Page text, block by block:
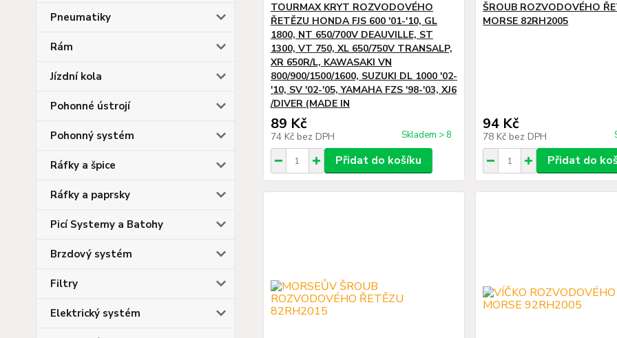
Pneumatiky
Rám
Jízdní kola
Pohonné ústrojí
Pohonný systém
Ráfky a špice
Ráfky a paprsky
Picí Systemy a Batohy
Brzdový systém
Filtry
Elektrický systém
TOURMAX KRYT ROZVODOVÉHO
ŘETĚZU HONDA FJS 600 '01-'10, GL
1800, NT 650/700V DEAUVILLE, ST
1300, VT 750, XL 650/750V TRANSALP,
XR 650R/L, KAWASAKI VN
800/900/1500/1600, SUZUKI DL 1000 '02-
'10, SV '02-'05, YAMAHA FZS '98-'03, XJ6
/DIVER (MADE IN
89 Kč
74 Kč bez DPH Skladem > 8
Přidat do košíku
ŠROUB ROZVODOVÉHO
MORSE 82RH2005
94 Kč
78 Kč bez DPH
Přidat do